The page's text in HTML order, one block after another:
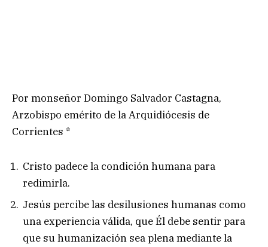
Por monseñor Domingo Salvador Castagna,
Arzobispo emérito de la Arquidiócesis de
Corrientes *
Cristo padece la condición humana para
redimirla.
Jesús percibe las desilusiones humanas como
una experiencia válida, que Él debe sentir para
que su humanización sea plena mediante la